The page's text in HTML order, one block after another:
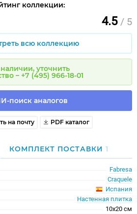
коллекции:
4.5 / 5
всю коллекцию
уточнить
– +7 (495) 966-18-01
поиск аналогов
на почту PDF каталог
КОМПЛЕКТ ПОСТАВКИ 1
Fabresa
Craquele
Испания
Настенная плитка
10x20 см